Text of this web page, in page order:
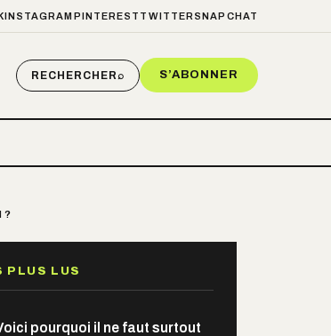
INSTAGRAM PINTEREST TWITTER SNAPCHAT
RECHERCHER⌕ S’ABONNER
?
PLUS LUS
pourquoi il ne faut surtout